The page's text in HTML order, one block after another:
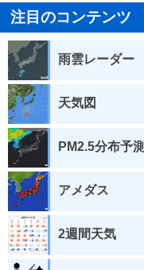
注目のコンテンツ
雨雲レーダー
天気図
PM2.5分布予測
アメダス
2週間天気